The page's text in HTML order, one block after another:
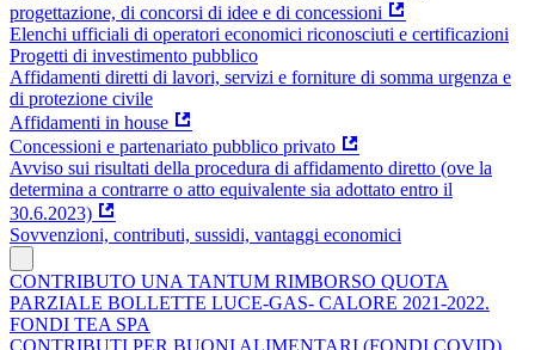
progettazione, di concorsi di idee e di concessioni
Elenchi ufficiali di operatori economici riconosciuti e certificazioni
Progetti di investimento pubblico
Affidamenti diretti di lavori, servizi e forniture di somma urgenza e
di protezione civile
Affidamenti in house
Concessioni e partenariato pubblico privato
Avviso sui risultati della procedura di affidamento diretto (ove la
determina a contrarre o atto equivalente sia adottato entro il
30.6.2023)
Sovvenzioni, contributi, sussidi, vantaggi economici
CONTRIBUTO UNA TANTUM RIMBORSO QUOTA
PARZIALE BOLLETTE LUCE-GAS- CALORE 2021-2022.
FONDI TEA SPA
CONTRIBUTI PER BUONI ALIMENTARI (FONDI COVID)